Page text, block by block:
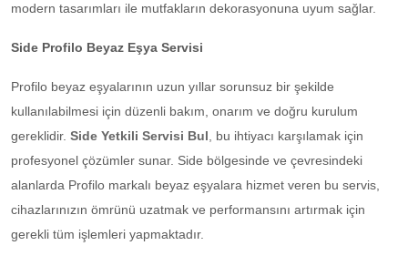
modern tasarımları ile mutfakların dekorasyonuna uyum sağlar.
Side Profilo Beyaz Eşya Servisi
Profilo beyaz eşyalarının uzun yıllar sorunsuz bir şekilde
kullanılabilmesi için düzenli bakım, onarım ve doğru kurulum
gereklidir. Side Yetkili Servisi Bul
bu ihtiyacı karşılamak için
profesyonel çözümler sunar. Side bölgesinde ve çevresindeki
alanlarda Profilo markalı beyaz eşyalara hizmet veren bu servis,
cihazlarınızın ömrünü uzatmak ve performansını artırmak için
gerekli tüm işlemleri yapmaktadır.